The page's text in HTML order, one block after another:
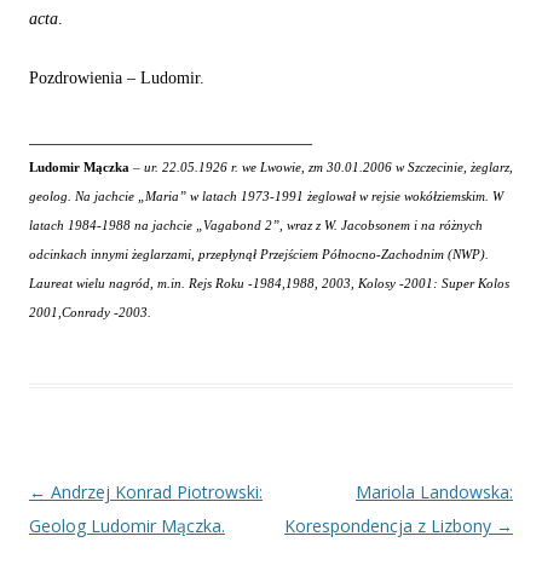
acta.
Pozdrowienia – Ludomir.
Ludomir Mączka – ur. 22.05.1926 r. we Lwowie, zm 30.01.2006 w Szczecinie, żeglarz,
geolog. Na jachcie „Maria” w latach 1973-1991 żeglował w rejsie wokółziemskim. W
latach 1984-1988 na jachcie „Vagabond 2”, wraz z W. Jacobsonem i na różnych
odcinkach innymi żeglarzami, przepłynął Przejściem Północno-Zachodnim (NWP).
Laureat wielu nagród, m.in. Rejs Roku -1984,1988, 2003, Kolosy -2001: Super Kolos
2001,Conrady -2003.
Nawigacja
wpisu
← Andrzej Konrad Piotrowski:
Geolog Ludomir Mączka.
Mariola Landowska:
Korespondencja z Lizbony →